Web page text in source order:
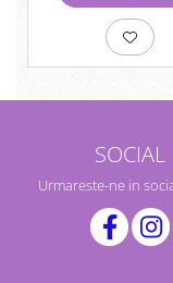
SOCIAL
Urmareste-ne in